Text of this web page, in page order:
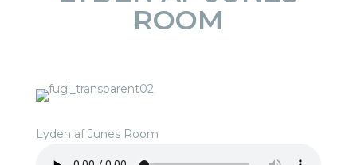
ROOM
Lyden af Junes Room